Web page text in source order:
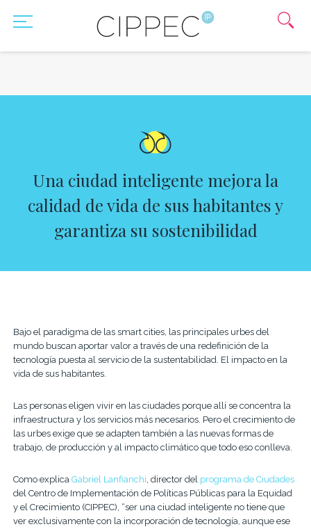
Una ciudad inteligente mejora la
calidad de vida de sus habitantes y
garantiza su sostenibilidad
Bajo el paradigma de las smart cities, las principales urbes del
mundo buscan aportar valor a través de una redefinición de la
tecnología puesta al servicio de la sustentabilidad. El impacto en la
vida de sus habitantes.
Las personas eligen vivir en las ciudades porque allí se concentra la
infraestructura y los servicios más necesarios. Pero el crecimiento de
las urbes exige que se adapten también a las nuevas formas de
trabajo, de producción y al impacto climático que todo eso conlleva.
Como explica Gabriel Lanfianchi, director del programa de Ciudades
del Centro de Implementación de Políticas Públicas para la Equidad
y el Crecimiento (CIPPEC), “ser una ciudad inteligente no tiene que
ver exclusivamente con la incorporación de tecnología, aunque ese